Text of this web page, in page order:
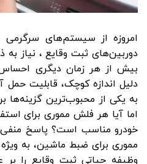
امروزه از سیستم‌های سرگرمی
دوربین‌های ثبت وقایع ، نیاز به
بیش از هر زمان دیگری
دلیل اندازه کوچک، قابلیت
به یکی از محبوب‌ترین گزینه‌ها
اما آیا هر فلش مموری برای
خودرو مناسب است؟ پاسخ
مموری برای ضبط ماشین، به
وظیفه حیاتی ثبت وقایع را بر